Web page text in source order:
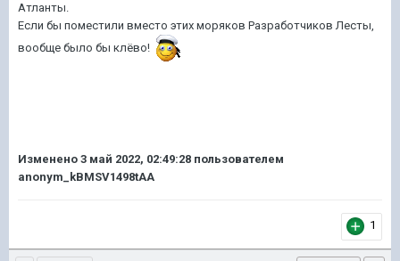
Атланты.
Если бы поместили вместо этих моряков Разработчиков Лесты,
вообще было бы клёво!
Изменено 3 май 2022, 02:49:28 пользователем
anonym_kBMSV1498tAA
1